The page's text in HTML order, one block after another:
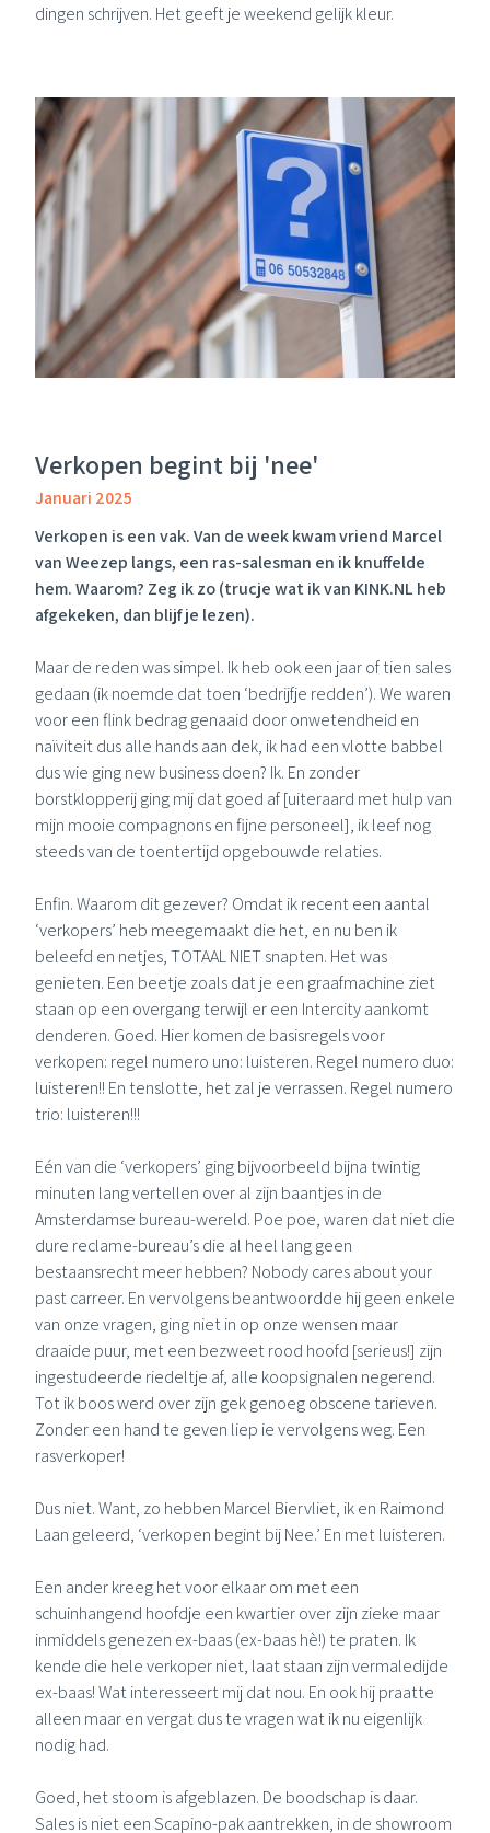
dingen schrijven. Het geeft je weekend gelijk kleur.
Verkopen begint bij 'nee'
Januari 2025
Verkopen is een vak. Van de week kwam vriend Marcel
van Weezep langs, een ras-salesman en ik knuffelde
hem. Waarom? Zeg ik zo (trucje wat ik van KINK.NL heb
afgekeken, dan blijf je lezen).
Maar de reden was simpel. Ik heb ook een jaar of tien sales
gedaan (ik noemde dat toen ‘bedrijfje redden’). We waren
voor een flink bedrag genaaid door onwetendheid en
naïviteit dus alle hands aan dek, ik had een vlotte babbel
dus wie ging new business doen? Ik. En zonder
borstklopperij ging mij dat goed af [uiteraard met hulp van
mijn mooie compagnons en fijne personeel], ik leef nog
steeds van de toentertijd opgebouwde relaties.
Enfin. Waarom dit gezever? Omdat ik recent een aantal
‘verkopers’ heb meegemaakt die het, en nu ben ik
beleefd en netjes, TOTAAL NIET snapten. Het was
genieten. Een beetje zoals dat je een graafmachine ziet
staan op een overgang terwijl er een Intercity aankomt
denderen. Goed. Hier komen de basisregels voor
verkopen: regel numero uno: luisteren. Regel numero duo:
luisteren!! En tenslotte, het zal je verrassen. Regel numero
trio: luisteren!!!
Eén van die ‘verkopers’ ging bijvoorbeeld bijna twintig
minuten lang vertellen over al zijn baantjes in de
Amsterdamse bureau-wereld. Poe poe, waren dat niet die
dure reclame-bureau’s die al heel lang geen
bestaansrecht meer hebben? Nobody cares about your
past carreer. En vervolgens beantwoordde hij geen enkele
van onze vragen, ging niet in op onze wensen maar
draaide puur, met een bezweet rood hoofd [serieus!] zijn
ingestudeerde riedeltje af, alle koopsignalen negerend.
Tot ik boos werd over zijn gek genoeg obscene tarieven.
Zonder een hand te geven liep ie vervolgens weg. Een
rasverkoper!
Dus niet. Want, zo hebben Marcel Biervliet, ik en Raimond
Laan geleerd, ‘verkopen begint bij Nee.’ En met luisteren.
Een ander kreeg het voor elkaar om met een
schuinhangend hoofdje een kwartier over zijn zieke maar
inmiddels genezen ex-baas (ex-baas hè!) te praten. Ik
kende die hele verkoper niet, laat staan zijn vermaledijde
ex-baas! Wat interesseert mij dat nou. En ook hij praatte
alleen maar en vergat dus te vragen wat ik nu eigenlijk
nodig had.
Goed, het stoom is afgeblazen. De boodschap is daar.
Sales is niet eenScapino-pak aantrekken, in de showroom